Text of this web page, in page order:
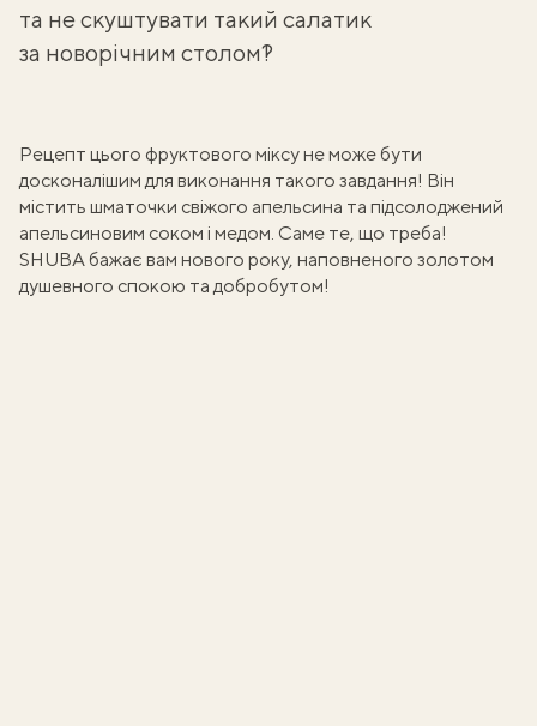
та не скуштувати такий салатик
за новорічним столом?!
Рецепт цього фруктового міксу не може бути
досконалішим для виконання такого завдання! Він
містить шматочки свіжого апельсина та підсолоджений
апельсиновим соком і медом. Саме те, що треба!
SHUBA бажає вам нового року, наповненого золотом
душевного спокою та добробутом!